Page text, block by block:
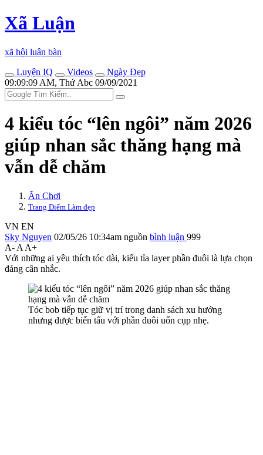
Xã Luận
xã hội luận bàn
Luyện IQ
Videos
Ngày Đẹp
09:09:09 AM, Thứ Abc 09/09/2021
4 kiểu tóc “lên ngôi” năm 2026
giúp nhan sắc thăng hạng mà
vẫn dễ chăm
Ăn Chơi
Trang Điểm Làm đẹp
VN EN
Sky Nguyen 02/05/26 10:34am nguồn bình luận 999
A- A A+
Với những ai yêu thích tóc dài, kiểu tỉa layer phần đuôi là lựa chọn
đáng cân nhắc.
Tóc bob tiếp tục giữ vị trí trong danh sách xu hướng
nhưng được biến tấu với phần đuôi uốn cụp nhẹ.